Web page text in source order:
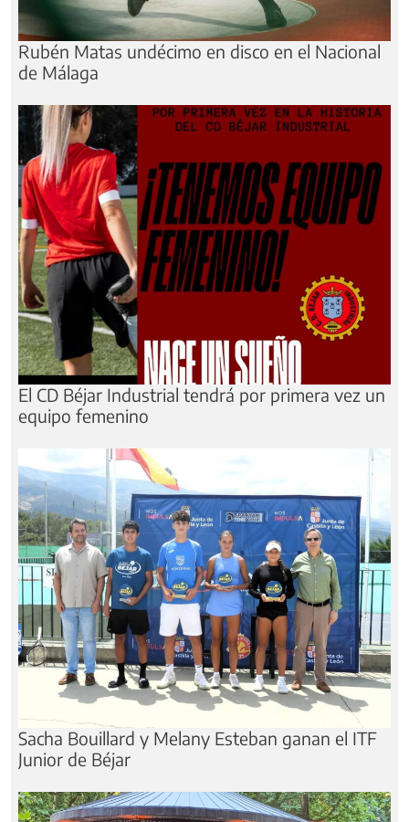
Rubén Matas undécimo en disco en el Nacional
de Málaga
El CD Béjar Industrial tendrá por primera vez un
equipo femenino
Sacha Bouillard y Melany Esteban ganan el ITF
Junior de Béjar